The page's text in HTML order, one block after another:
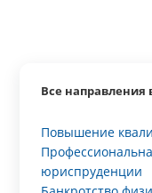
Все
Повышение
юриспруденции